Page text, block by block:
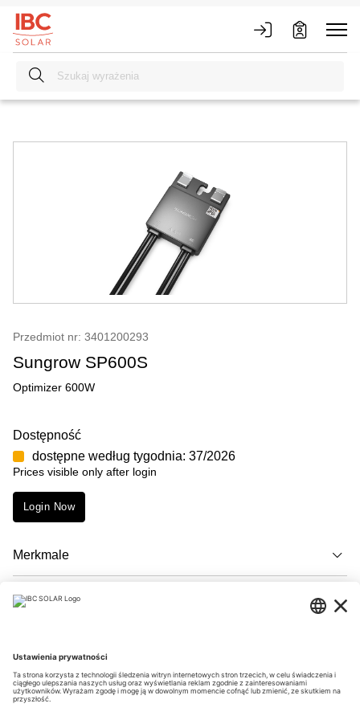
Przedmiot nr: 3401200293
Sungrow SP600S
Optimizer 600W
Dostępność
dostępne według tygodnia: 37/2026
Prices visible only after login
Login Now
Merkmale
Opis
Downloads